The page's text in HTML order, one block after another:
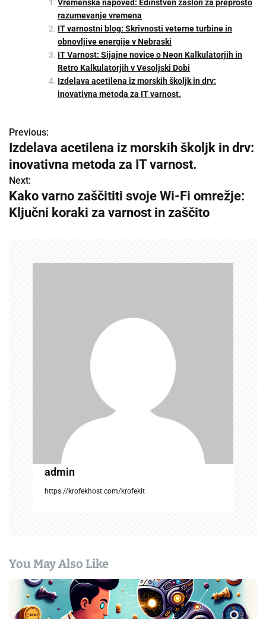
Vremenska napoved: Edinstven zaslon za preprosto
razumevanje vremena
IT varnostni blog: Skrivnosti veterne turbine in
obnovljive energije v Nebraski
IT Varnost: Sijajne novice o Neon Kalkulatorjih in
Retro Kalkulatorjih v Vesoljski Dobi
Izdelava acetilena iz morskih školjk in drv:
inovativna metoda za IT varnost.
P
o
s
t
Previous:
Izdelava acetilena iz morskih školjk in drv:
inovativna metoda za IT varnost.
Next:
Kako varno zaščititi svoje Wi-Fi omrežje:
Ključni koraki za varnost in zaščito
admin
https://krofekhost.com/krofekit
You May Also Like